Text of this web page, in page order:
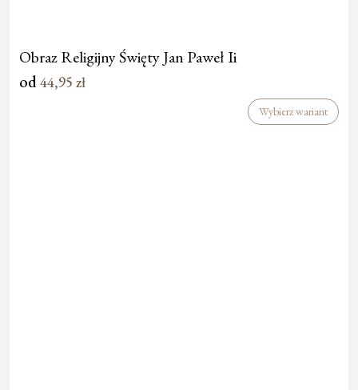
Obraz Religijny Święty Jan Paweł Ii
od44,95 zł
Wybierz wariant